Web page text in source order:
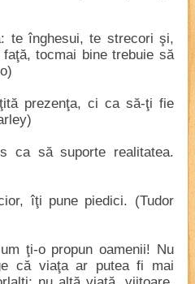
te înghesui, te strecori şi,
tocmai bine trebuie să
prezenţa, ci ca să-ţi fie
ca să suporte realitatea.
îţi pune piedici. (Tudor
ţi-o propun oamenii! Nu
că viaţa ar putea fi mai